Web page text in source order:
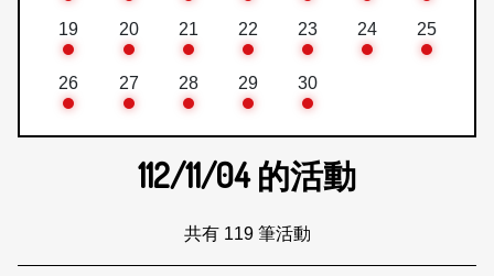
19 20 21 22 23 24 25
26 27 28 29 30
112/11/04的活動
共有 119 筆活動